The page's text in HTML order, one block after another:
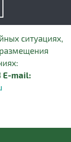
ситуациях,
E-mail: